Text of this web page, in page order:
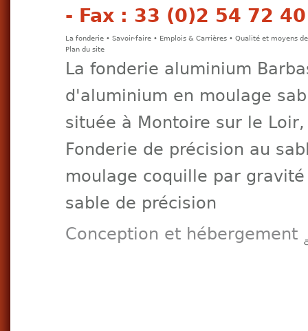
- Fax : 33 (0)2 54 72
La fonderie • Savoir-faire • Emplois & Carrières • Qualité et moyens
Plan du site
La fonderie aluminium
d'aluminium en moulage
située à Montoire sur le
Fonderie de précision au
moulage coquille par
sable de précision
Conception et hébergement